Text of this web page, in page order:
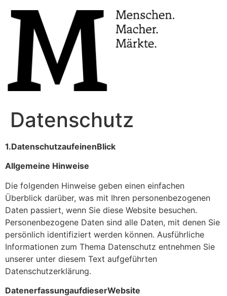
Datenschutz
1.DatenschutzaufeinenBlick
Allgemeine Hinweise
Die folgenden Hinweise geben einen einfachen
Überblick darüber, was mit Ihren personenbezogenen
Daten passiert, wenn Sie diese Website besuchen.
Personenbezogene Daten sind alle Daten, mit denen Sie
persönlich identifiziert werden können. Ausführliche
Informationen zum Thema Datenschutz entnehmen Sie
unserer unter diesem Text aufgeführten
Datenschutzerklärung.
DatenerfassungaufdieserWebsite